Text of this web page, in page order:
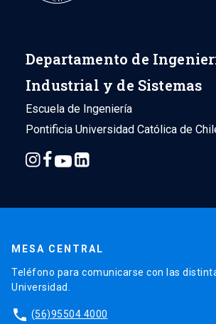
Departamento de
Industrial y de Sistemas
Escuela de Ingeniería
Pontificia Universidad Católica de
MESA CENTRAL
Teléfono para comunicarse con las
Universidad.
phone (56)95504 4000